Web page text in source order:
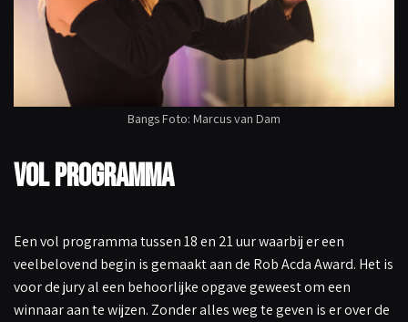
Bangs Foto: Marcus van Dam
Vol programma
Een vol programma tussen 18 en 21 uur waarbij er een
veelbelovend begin is gemaakt aan de Rob Acda Award. Het is
voor de jury al een behoorlijke opgave geweest om een
winnaar aan te wijzen. Zonder alles weg te geven is er over de